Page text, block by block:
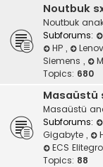
Noutbuk
Noutbuk
Subforums:
HP ,
Siemens ,
Topics: 680
Masaüstü
Masaüstü
Subforums:
Gigabyte ,
ECS
Topics: 88